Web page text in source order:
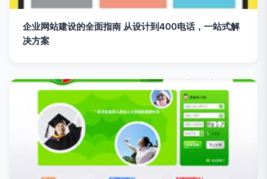
企业网站建设的全面指南 从设计到400电话，一站式解
决方案